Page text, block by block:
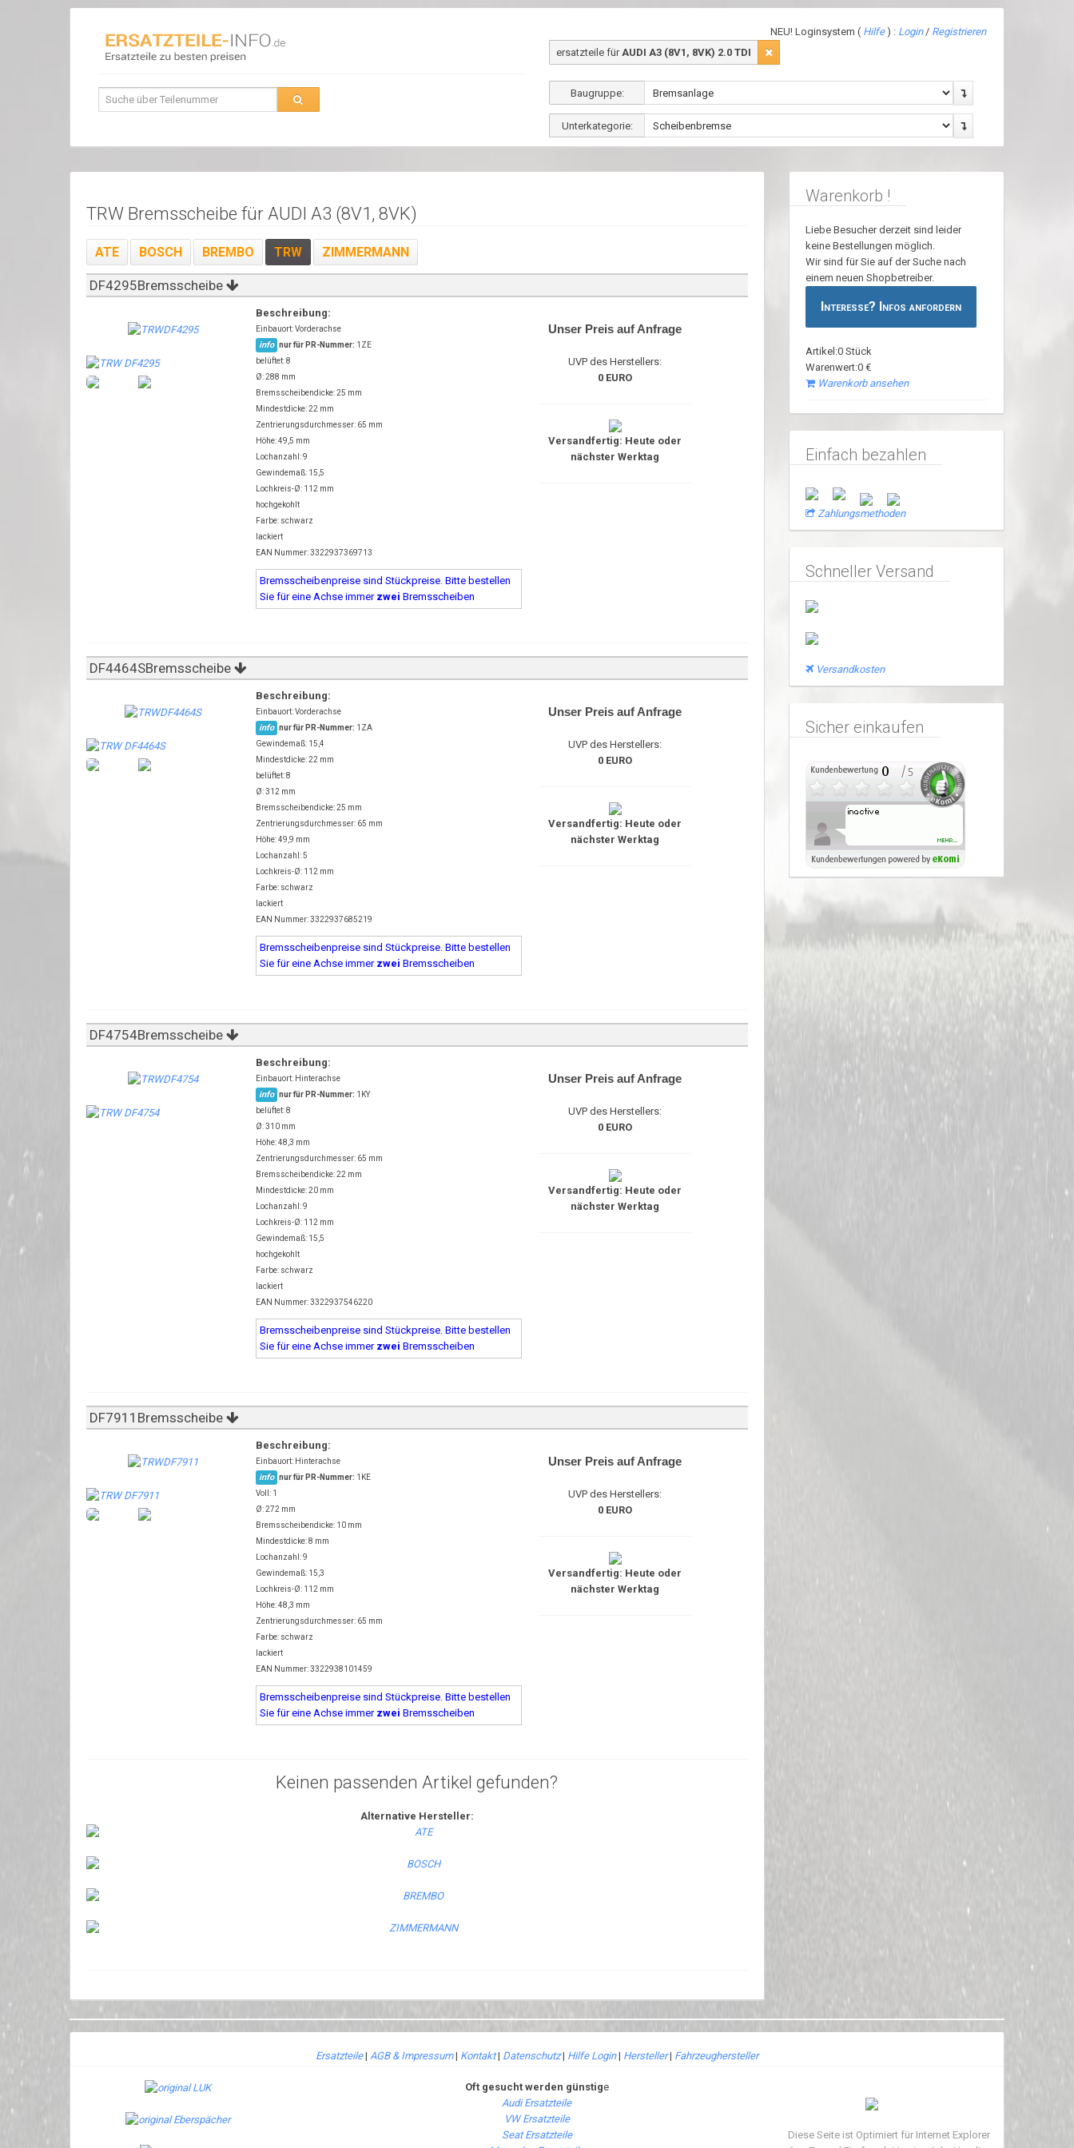
NEU! Loginsystem ( Hilfe) : Login/ Registrieren
ersatzteile fürAUDI A3 (8V1, 8VK) 2.0 TDI
Baugruppe:
Unterkategorie:
TRW Bremsscheibe für AUDI A3 (8V1, 8VK)
ATE BOSCH BREMBO TRW ZIMMERMANN
DF4295Bremsscheibe
Beschreibung:
Einbauort: Vorderachse
info nur für PR-Nummer: 1ZE
belüftet: 8
Ø: 288 mm
Bremsscheibendicke: 25 mm
Mindestdicke: 22 mm
Zentrierungsdurchmesser: 65 mm
Höhe: 49,5 mm
Lochanzahl: 9
Gewindemaß: 15,5
Lochkreis-Ø: 112 mm
hochgekohlt
Farbe: schwarz
lackiert
EAN Nummer: 3322937369713
Bremsscheibenpreise sind Stückpreise. Bitte bestellen
Sie für eine Achse immer zwei Bremsscheiben
Unser Preis auf Anfrage
UVP des Herstellers:
0 EURO
Versandfertig: Heute oder
nächster Werktag
DF4464SBremsscheibe
Beschreibung:
Einbauort: Vorderachse
info nur für PR-Nummer: 1ZA
Gewindemaß: 15,4
Mindestdicke: 22 mm
belüftet: 8
Ø: 312 mm
Bremsscheibendicke: 25 mm
Zentrierungsdurchmesser: 65 mm
Höhe: 49,9 mm
Lochanzahl: 5
Lochkreis-Ø: 112 mm
Farbe: schwarz
lackiert
EAN Nummer: 3322937685219
Bremsscheibenpreise sind Stückpreise. Bitte bestellen
Sie für eine Achse immer zwei Bremsscheiben
Unser Preis auf Anfrage
UVP des Herstellers:
0 EURO
Versandfertig: Heute oder
nächster Werktag
DF4754Bremsscheibe
Beschreibung:
Einbauort: Hinterachse
info nur für PR-Nummer: 1KY
belüftet: 8
Ø: 310 mm
Höhe: 48,3 mm
Zentrierungsdurchmesser: 65 mm
Bremsscheibendicke: 22 mm
Mindestdicke: 20 mm
Lochanzahl: 9
Lochkreis-Ø: 112 mm
Gewindemaß: 15,5
hochgekohlt
Farbe: schwarz
lackiert
EAN Nummer: 3322937546220
Bremsscheibenpreise sind Stückpreise. Bitte bestellen
Sie für eine Achse immer zwei Bremsscheiben
Unser Preis auf Anfrage
UVP des Herstellers:
0 EURO
Versandfertig: Heute oder
nächster Werktag
DF7911Bremsscheibe
Beschreibung:
Einbauort: Hinterachse
info nur für PR-Nummer: 1KE
Voll: 1
Ø: 272 mm
Bremsscheibendicke: 10 mm
Mindestdicke: 8 mm
Lochanzahl: 9
Gewindemaß: 15,3
Lochkreis-Ø: 112 mm
Höhe: 48,3 mm
Zentrierungsdurchmesser: 65 mm
Farbe: schwarz
lackiert
EAN Nummer: 3322938101459
Bremsscheibenpreise sind Stückpreise. Bitte bestellen
Sie für eine Achse immer zwei Bremsscheiben
Unser Preis auf Anfrage
UVP des Herstellers:
0 EURO
Versandfertig: Heute oder
nächster Werktag
Keinen passenden Artikel gefunden?
Alternative Hersteller:
Warenkorb !
Liebe Besucher derzeit sind leider
keine Bestellungen möglich.
Wir sind für Sie auf der Suche nach
einem neuen Shopbetreiber.
Interesse? Infos anfordern
Artikel:0 Stück
Warenwert:0 €
Warenkorb ansehen
Einfach bezahlen
Zahlungsmethoden
Schneller Versand
Versandkosten
Sicher einkaufen
Ersatzteile| AGB & Impressum| Kontakt| Datenschutz| Hilfe Login| Hersteller| Fahrzeughersteller
Oft gesucht werden günstige
Audi Ersatzteile
VW Ersatzteile
Seat Ersatzteile
Diese Seite ist Optimiert für Internet Explorer